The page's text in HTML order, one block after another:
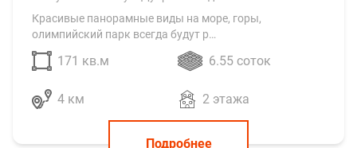
Цена по запросу
Предлагаем Вашему вниманию новый коттедж в
средиземноморском стиле расположен в центре с.
Бестужевское на ул. Дубравская д. 4.
Красивые панорамные виды на море, горы,
олимпийский парк всегда будут р…
6.55 соток